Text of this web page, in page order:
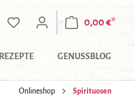
0,00 €*
REZEPTE GENUSSBLOG
Onlineshop Spirituosen